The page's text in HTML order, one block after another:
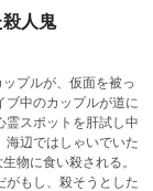
人鬼
プルが、仮面を被っ
ブ中のカップルが道に
霊スポットを肝試し中
海辺ではしゃいでいた
物に食い殺される。
がもし、殺そうとした